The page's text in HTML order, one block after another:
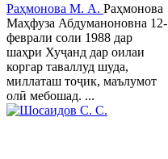
Раҳмонова М. А. Раҳмонова
Маҳфуза Абдуманоновна 12-
феврали соли 1988 дар
шаҳри Хуҷанд дар оилаи
коргар таваллуд шуда,
миллаташ тоҷик, маълумот
олӣ мебошад. ...